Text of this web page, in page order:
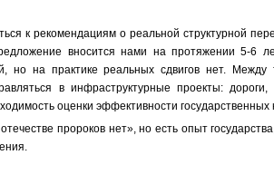
к рекомендациям о реальной структурной
вносится нами на протяжении 5-6
но на практике реальных сдвигов нет.
в инфраструктурные проекты:
оценки эффективности
пророков нет», но есть опыт